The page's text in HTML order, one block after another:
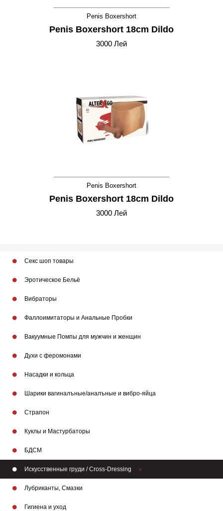
Penis Boxershort
Penis Boxershort 18cm Dildo
3000 Лей
Penis Boxershort
Penis Boxershort 18cm Dildo
3000 Лей
Секс шоп товары
Эротическое Бельё
Вибраторы
Фаллоимитаторы и Анальные Пробки
Вакуумные Помпы для мужчин и женщин
Духи с феромонами
Насадки и кольца
Шарики вагиналъные/аналъные и вибро-яйца
Страпон
Куклы и Мастурбаторы
БДСМ
Искусственные груди / Cross-Dressing
Лубриканты, Смазки
Гигиена и уход